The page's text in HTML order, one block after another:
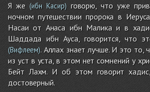
Я же(ибн Касир)говорю, что уже
ночном путешествии пророка в
Насаи от Анаса ибн Малика и в
Шаддада ибн Ауса, говорится, что
(Вифлеем). Аллах знает лучше. И это то,
из уст в уста, в этом нет сомнений у
Бейт Лахм. И об этом говорит
достоверный.